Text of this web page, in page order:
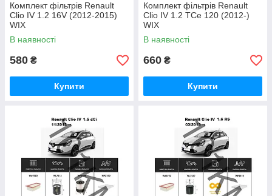
Комплект фільтрів Renault
Clio IV 1.2 16V (2012-2015)
WIX
В наявності
580 ₴
Купити
Комплект фільтрів Renault
Clio IV 1.2 TCe 120 (2012-)
WIX
В наявності
660 ₴
Купити